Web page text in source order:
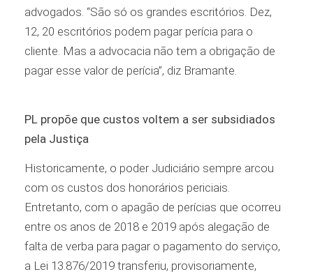
advogados. “São só os grandes escritórios. Dez,
12, 20 escritórios podem pagar perícia para o
cliente. Mas a advocacia não tem a obrigação de
pagar esse valor de perícia”, diz Bramante.
PL propõe que custos voltem a ser subsidiados
pela Justiça
Historicamente, o poder Judiciário sempre arcou
com os custos dos honorários periciais.
Entretanto, com o apagão de perícias que ocorreu
entre os anos de 2018 e 2019 após alegação de
falta de verba para pagar o pagamento do serviço,
a Lei 13.876/2019 transferiu, provisoriamente,